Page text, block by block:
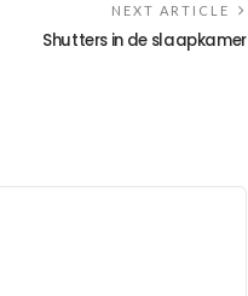
NEXT ARTICLE
Shutters in de slaapkamer